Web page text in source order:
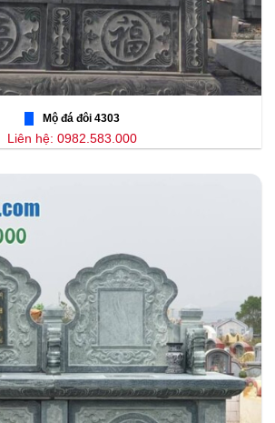
Mộ đá đôi 4303
Liên hệ: 0982.583.000